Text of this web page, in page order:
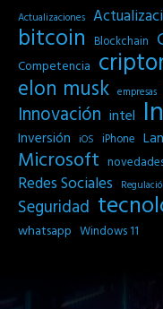
Actualizaciones
bitcoin Blockchain
Competencia
elon musk empresas
Innovación intel
Inversión iOS iPhone
Microsoft
Redes Sociales
Seguridad
whatsapp Windows 11